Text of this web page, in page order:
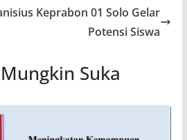
Keprabon 01 Solo Gelar
Potensi Siswa
Suka